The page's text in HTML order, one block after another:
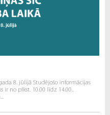
8. jūlijā Studējošo informācijas
ir no plkst. 10.00 līdz 14.00..